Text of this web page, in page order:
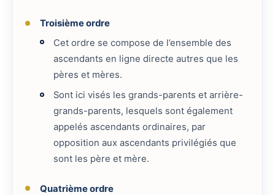
Troisième ordre
Cet ordre se compose de l’ensemble des
ascendants en ligne directe autres que les
pères et mères.
Sont ici visés les grands-parents et arrière-
grands-parents, lesquels sont également
appelés ascendants ordinaires, par
opposition aux ascendants privilégiés que
sont les père et mère.
Quatrième ordre